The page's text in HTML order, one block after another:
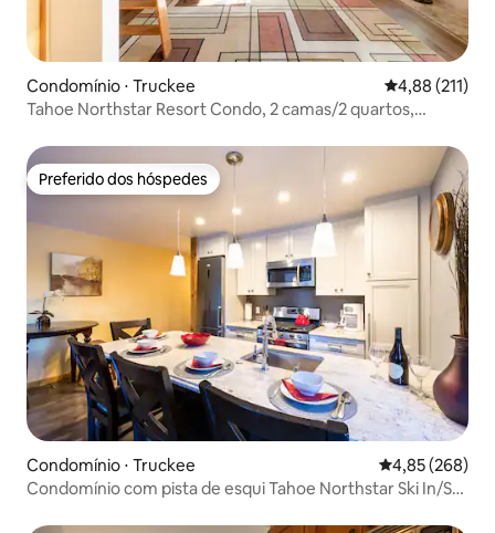
Condomínio ⋅ Truckee 4,88 de uma
4,88 (211)
Tahoe Northstar Resort Condo, 2 camas/2 quartos,
Preferido dos hóspedes
Preferido dos hóspedes
Condomínio ⋅ Truckee 4,85 de uma
4,85 (268)
Condomínio com pista de esqui Tahoe Northstar Ski In/Ski